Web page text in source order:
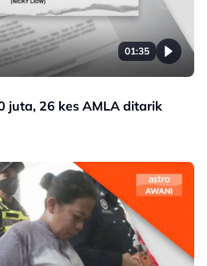
01:35
juta, 26 kes AMLA ditarik